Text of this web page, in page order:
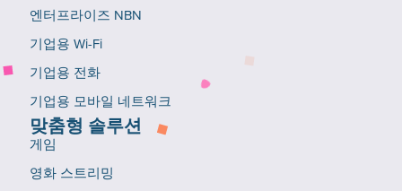
엔터프라이즈 NBN
기업용 Wi-Fi
기업용 전화
기업용 모바일 네트워크
맞춤형 솔루션
게임
영화 스트리밍